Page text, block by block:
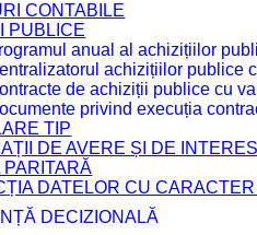
CONTABILE
PUBLICE
anual al achizițiilor
achizițiilor publice
de achiziții publice cu
privind execuția
TIP
DE AVERE ȘI DE
PARITARĂ
DATELOR CU
DECIZIONALĂ